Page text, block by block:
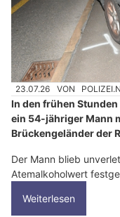
23.07.26 VON
In den frühen
ein 54-jähriger Mann
Brückengeländer der
Der Mann blieb
Atemalkoholwert
Weiterlesen